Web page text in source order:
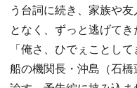
う台詞に続き、家族や
となく、ずっと逃げて
「俺さ、ひでぇことし
船の機関長・沖島（石